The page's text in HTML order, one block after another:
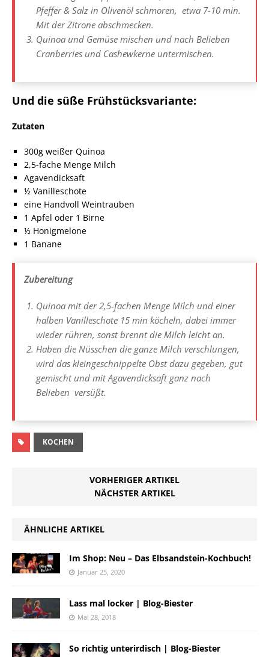
Pfeffer & Salz in Olivenöl schmoren, etwa 7-10 min.
Mit der Zitrone abschmecken.
Quinoa und Gemüse mischen und nach Belieben
Cranberries und Cashewkerne untermischen.
Und die süße Frühstücksvariante:
Zutaten
300g weißer Quinoa
2,5-fache Menge Milch
Agavendicksaft
½ Vanilleschote
eine Handvoll Weintrauben
1 Apfel oder 1 Birne
½ Honigmelone
1 Banane
Zubereitung
Quinoa mit der 2,5-fachen Menge Milch und einer
halben Vanilleschote 15 min köcheln, dabei immer
wieder rühren, sonst brennt die Milch leicht an.
Haben die Nüsschen die ganze Milch verschlungen,
wird das kleingeschnippelte Obst dazu gegeben, gut
gemischt und mit Agavendicksaft ganz nach
Belieben versüßt.
KOCHEN
VORHERIGER ARTIKEL
NÄCHSTER ARTIKEL
ÄHNLICHE ARTIKEL
Im Shop: Neu – Das Elbsandstein-Kochbuch!
Januar 25, 2020
Lass mal locker | Blog-Biester
Mai 28, 2018
So richtig unterirdisch | Blog-Biester